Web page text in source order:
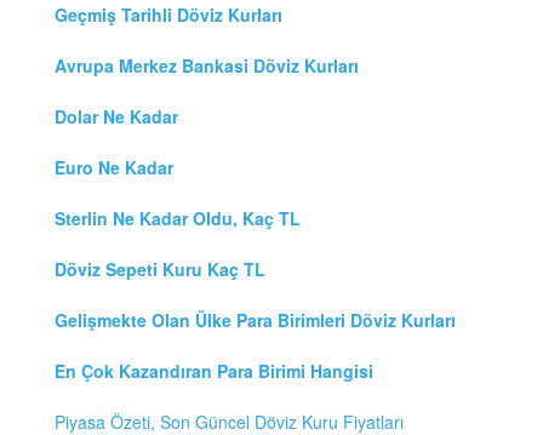
Geçmiş Tarihli Döviz Kurları
Avrupa Merkez Bankasi Döviz Kurları
Dolar Ne Kadar
Euro Ne Kadar
Sterlin Ne Kadar Oldu, Kaç TL
Döviz Sepeti Kuru Kaç TL
Gelişmekte Olan Ülke Para Birimleri Döviz Kurları
En Çok Kazandıran Para Birimi Hangisi
Piyasa Özeti, Son Güncel Döviz Kuru Fiyatları